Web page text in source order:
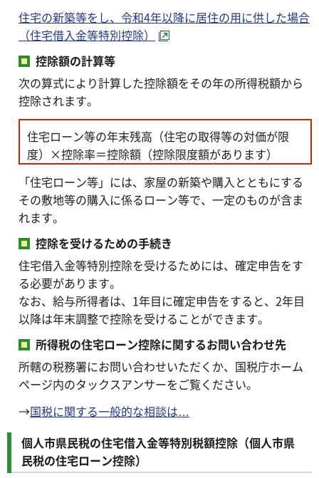
住宅の新築等をし、令和4年以降に居住の用に供した場合
（住宅借入金等特別控除）
控除額の計算等
次の算式により計算した控除額をその年の所得税額から
控除されます。
住宅ローン等の年末残高（住宅の取得等の対価が限
度）×控除率＝控除額（控除限度額があります）
「住宅ローン等」には、家屋の新築や購入とともにする
その敷地等の購入に係るローン等で、一定のものが含ま
れます。
控除を受けるための手続き
住宅借入金等特別控除を受けるためには、確定申告をす
る必要があります。
なお、給与所得者は、1年目に確定申告をすると、2年目
以降は年末調整で控除を受けることができます。
所得税の住宅ローン控除に関するお問い合わせ先
所轄の税務署にお問い合わせいただくか、国税庁ホーム
ページ内のタックスアンサーをご覧ください。
→国税に関する一般的な相談は…
個人市県民税の住宅借入金等特別税額控除（個人市県
民税の住宅ローン控除）